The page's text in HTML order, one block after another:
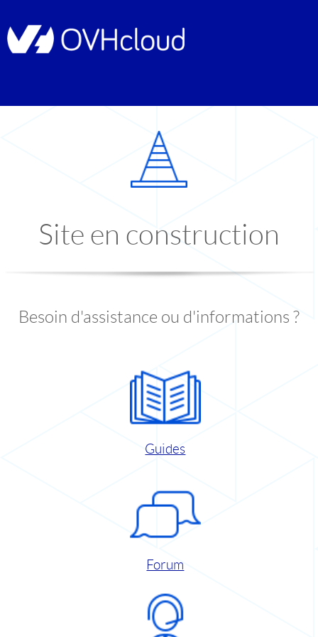
Site en construction
Besoin d'assistance ou d'informations ?
Guides
Forum